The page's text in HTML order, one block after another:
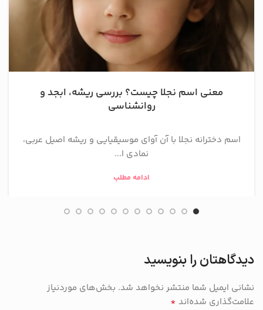
معنی اسم نجلا چیست؟ بررسی ریشه، ابجد و
روانشناسی
اسم دخترانه نجلا با آن آوای موسیقیایی و ریشه اصیل عربی،
نمادی ا...
ادامه مطلب
دیدگاهتان را بنویسید
نشانی ایمیل شما منتشر نخواهد شد. بخش‌های موردنیاز
علامت‌گذاری شده‌اند *